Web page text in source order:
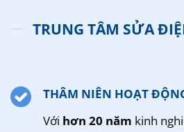
TRUNG TÂM SỬA
THÂM NIÊN HOẠT
Với hơn 20 năm kinh